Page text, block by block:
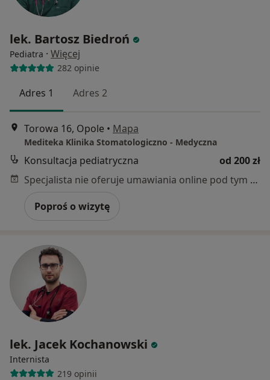
lek. Bartosz Biedroń
Pediatra · Więcej
282 opinie
Adres 1 Adres 2
Torowa 16, Opole • Mapa
Mediteka Klinika Stomatologiczno - Medyczna
Konsultacja pediatryczna
od 200 zł
Specjalista nie oferuje umawiania online pod tym adresem.
Poproś o wizytę
lek. Jacek Kochanowski
Internista
219 opinii